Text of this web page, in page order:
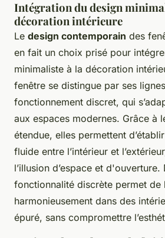
Intégration du design
décoration intérieure
Le design contemporain des
en fait un choix prisé pour
minimaliste à la décoration
fenêtre se distingue par ses
fonctionnement discret, qui
aux espaces modernes. Grâce à
étendue, elles permettent
fluide entre l’intérieur et
l’illusion d’espace et d'ouverture.
fonctionnalité discrète permet de
harmonieusement dans des
épuré, sans compromettre